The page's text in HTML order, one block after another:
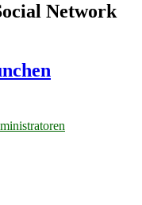
Network